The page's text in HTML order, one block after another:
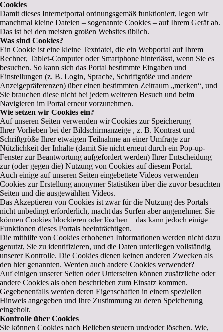
Cookies
Damit dieses Internetportal ordnungsgemäß funktioniert, legen wir
manchmal kleine Dateien – sogenannte Cookies – auf Ihrem Gerät ab.
Das ist bei den meisten großen Websites üblich.
Was sind Cookies?
Ein Cookie ist eine kleine Textdatei, die ein Webportal auf Ihrem
Rechner, Tablet-Computer oder Smartphone hinterlässt, wenn Sie es
besuchen. So kann sich das Portal bestimmte Eingaben und
Einstellungen (z. B. Login, Sprache, Schriftgröße und andere
Anzeigepräferenzen) über einen bestimmten Zeitraum „merken“, und
Sie brauchen diese nicht bei jedem weiteren Besuch und beim
Navigieren im Portal erneut vorzunehmen.
Wie setzen wir Cookies ein?
Auf unseren Seiten verwenden wir Cookies zur Speicherung
Ihrer Vorlieben bei der Bildschirmanzeige , z. B. Kontrast und
Schriftgröße Ihrer etwaigen Teilnahme an einer Umfrage zur
Nützlichkeit der Inhalte (damit Sie nicht erneut durch ein Pop-up-
Fenster zur Beantwortung aufgefordert werden) Ihrer Entscheidung
zur (oder gegen die) Nutzung von Cookies auf diesem Portal.
Auch einige auf unseren Seiten eingebettete Videos verwenden
Cookies zur Erstellung anonymer Statistiken über die zuvor besuchten
Seiten und die ausgewählten Videos.
Das Akzeptieren von Cookies ist zwar für die Nutzung des Portals
nicht unbedingt erforderlich, macht das Surfen aber angenehmer. Sie
können Cookies blockieren oder löschen – das kann jedoch einige
Funktionen dieses Portals beeinträchtigen.
Die mithilfe von Cookies erhobenen Informationen werden nicht dazu
genutzt, Sie zu identifizieren, und die Daten unterliegen vollständig
unserer Kontrolle. Die Cookies dienen keinen anderen Zwecken als
den hier genannten. Werden auch andere Cookies verwendet?
Auf einigen unserer Seiten oder Unterseiten können zusätzliche oder
andere Cookies als oben beschrieben zum Einsatz kommen.
Gegebenenfalls werden deren Eigenschaften in einem speziellen
Hinweis angegeben und Ihre Zustimmung zu deren Speicherung
eingeholt.
Kontrolle über Cookies
Sie können Cookies nach Belieben steuern und/oder löschen. Wie,